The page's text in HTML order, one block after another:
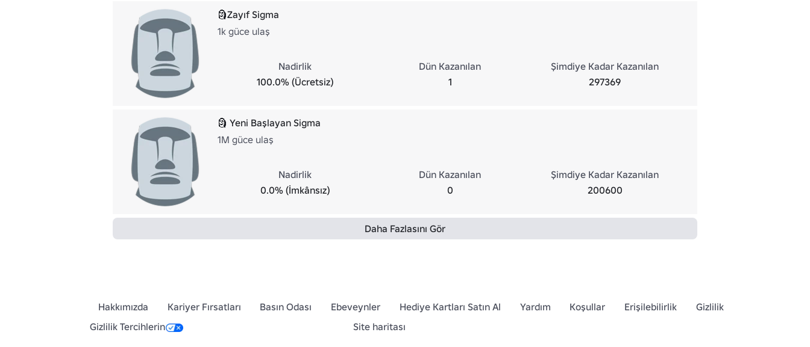
🗿Zayıf Sigma
1k güce ulaş
Nadirlik
100.0% (Ücretsiz)
Dün Kazanılan
1
Şimdiye Kadar Kazanılan
297369
🗿 Yeni Başlayan Sigma
1M güce ulaş
Nadirlik
0.0% (İmkânsız)
Dün Kazanılan
0
Şimdiye Kadar Kazanılan
200600
Daha Fazlasını Gör
Hakkımızda Kariyer Fırsatları Basın Odası Ebeveynler Hediye Kartları Satın Al Yardım Koşullar Erişilebilirlik
Gizlilik
Gizlilik Tercihlerin
Site haritası